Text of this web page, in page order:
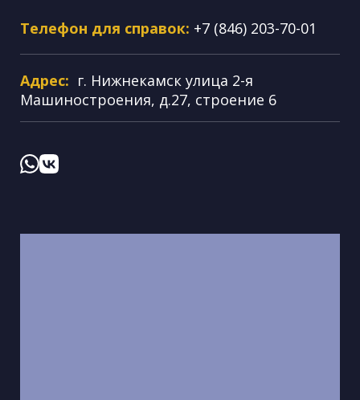
Телефон для справок: +7 (846) 203-70-01
Адрес: г. Нижнекамск улица 2-я
Машиностроения, д.27, строение 6